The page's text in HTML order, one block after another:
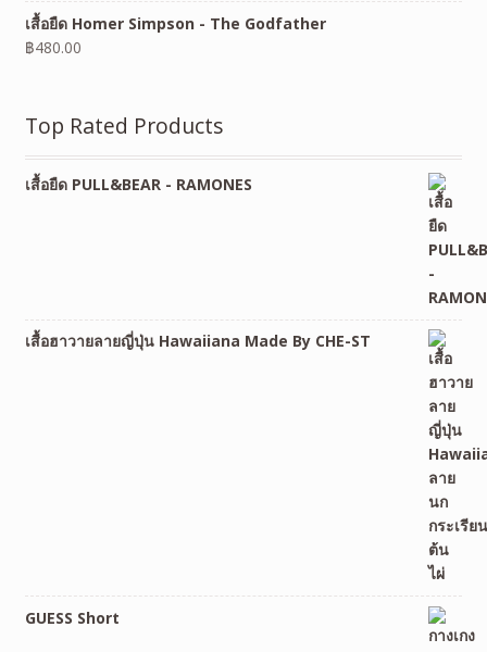
เสื้อยืด Homer Simpson - The Godfather
฿480.00
Top Rated Products
เสื้อยืด PULL&BEAR - RAMONES
เสื้อฮาวายลายญี่ปุ่น Hawaiiana Made By CHE-ST
GUESS Short